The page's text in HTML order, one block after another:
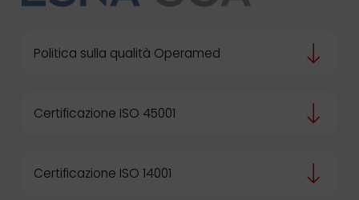
Politica sulla qualità Operamed
Certificazione ISO 45001
Certificazione ISO 14001